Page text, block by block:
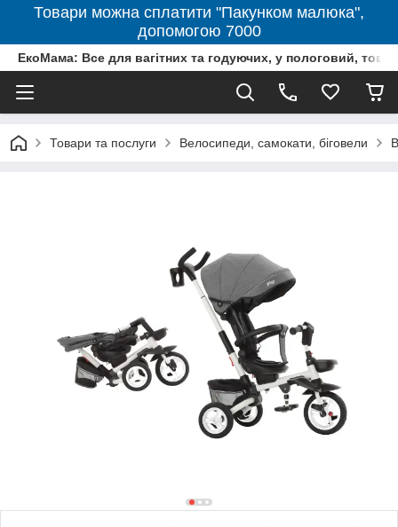
Товари можна сплатити "Пакунком малюка",
допомогою 7000
ЕкоМама: Все для вагітних та годуючих, у пологовий,
Товари та послуги Велосипеди, самокати, біговели